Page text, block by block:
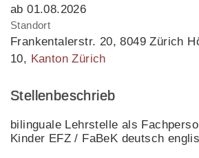
ab 01.08.2026
Standort
Frankentalerstr. 20,8049 Zürich
10, Kanton Zürich
Stellenbeschrieb
bilinguale Lehrstelle als
Kinder EFZ / FaBeK deutsch